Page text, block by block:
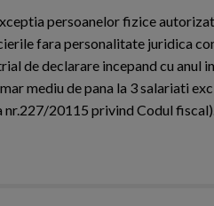
persoanelor fizice
fara personalitate juridica
de declarare incepand cu anul
mediu de pana la 3 salariati
nr.227/20115 privind Codul